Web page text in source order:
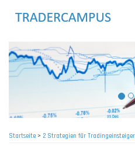
Startseite> 2 Strategien für Tradingeinsteiger